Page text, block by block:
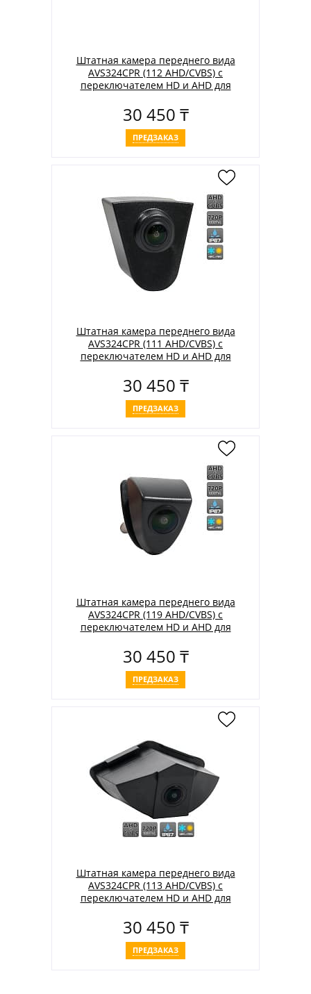
Штатная камера переднего вида
AVS324CPR (112 AHD/CVBS) с
переключателем HD и AHD для
30 450 ₸
ПРЕДЗАКАЗ
Штатная камера переднего вида
AVS324CPR (111 AHD/CVBS) с
переключателем HD и AHD для
30 450 ₸
ПРЕДЗАКАЗ
Штатная камера переднего вида
AVS324CPR (119 AHD/CVBS) с
переключателем HD и AHD для
30 450 ₸
ПРЕДЗАКАЗ
Штатная камера переднего вида
AVS324CPR (113 AHD/CVBS) с
переключателем HD и AHD для
30 450 ₸
ПРЕДЗАКАЗ